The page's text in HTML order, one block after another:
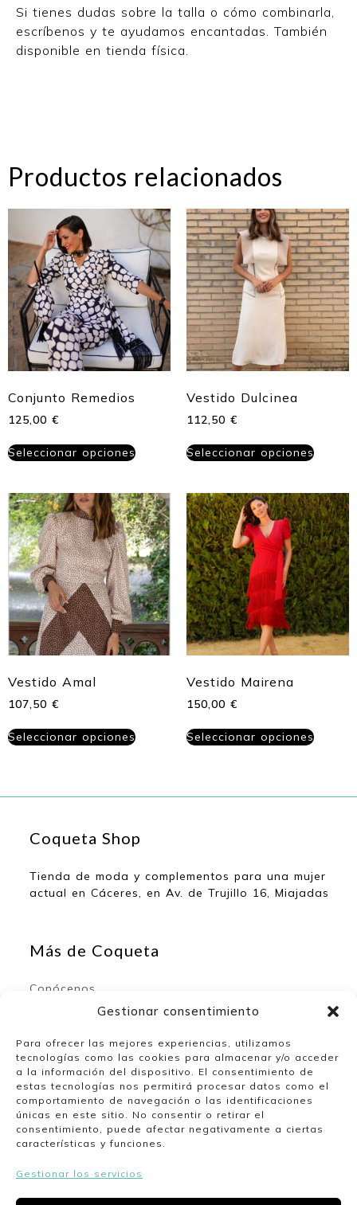
Gestionar consentimiento
Para ofrecer las mejores experiencias, utilizamos
tecnologías como las cookies para almacenar y/o acceder
a la información del dispositivo. El consentimiento de
estas tecnologías nos permitirá procesar datos como el
comportamiento de navegación o las identificaciones
únicas en este sitio. No consentir o retirar el
consentimiento, puede afectar negativamente a ciertas
características y funciones.
Gestionar los servicios
Si tienes dudas sobre la talla o cómo combinarla,
escríbenos y te ayudamos encantadas. También
disponible en tienda física.
Productos relacionados
Conjunto Remedios
125,00 €
Seleccionar opciones
Vestido Dulcinea
112,50 €
Seleccionar opciones
Vestido Amal
107,50 €
Seleccionar opciones
Vestido Mairena
150,00 €
Seleccionar opciones
Coqueta Shop
Tienda de moda y complementos para una mujer
actual en Cáceres, en Av. de Trujillo 16, Miajadas
Más de Coqueta
Conócenos
Mi espacio
Mi cuenta
Lista de deseos
Nuestro horario